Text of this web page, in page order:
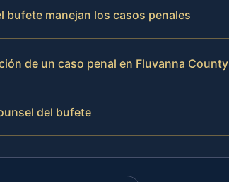
bufete manejan los casos penales
de un caso penal en Fluvanna County
del bufete